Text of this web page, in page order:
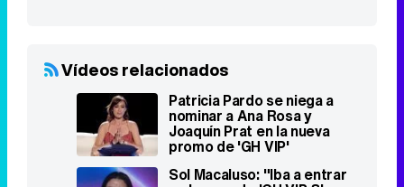
Vídeos relacionados
Patricia Pardo se niega a
nominar a Ana Rosa y
Joaquín Prat en la nueva
promo de 'GH VIP'
Sol Macaluso: "Iba a entrar